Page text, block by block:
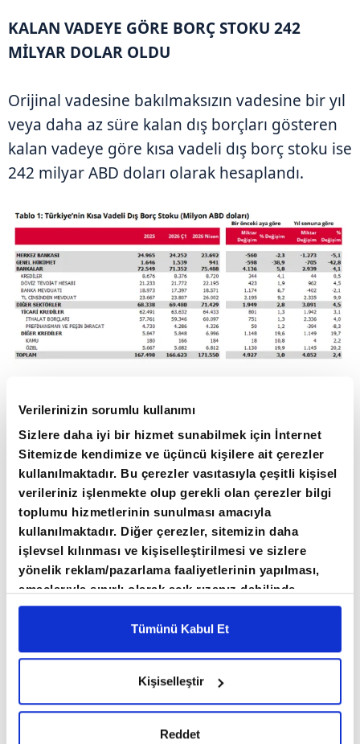
Verilerinizin sorumlu kullanımı
Sizlere daha iyi bir hizmet sunabilmek için İnternet
Sitemizde kendimize ve üçüncü kişilere ait çerezler
kullanılmaktadır. Bu çerezler vasıtasıyla çeşitli kişisel
verileriniz işlenmekte olup gerekli olan çerezler bilgi
toplumu hizmetlerinin sunulması amacıyla
kullanılmaktadır. Diğer çerezler, sitemizin daha
işlevsel kılınması ve kişiselleştirilmesi ve sizlere
yönelik reklam/pazarlama faaliyetlerinin yapılması,
amaçlarıyla sınırlı olarak açık rızanız dahilinde
kullanılacaktır. Çerezlere ilişkin tercihlerinizi çerez
paneli vasıtasıyla belirleyebilirsiniz. Çerezlere ilişkin
detaylı bilgi için Ayarlar butonuna tıklayabilir,
6698 sayılı Kişisel Verilerin Korunması Kanunu
uyarınca hazırlanmış olan İnternet Sitesi Aydınlatma
Tümünü Kabul Et
Kişiselleştir
Reddet
KALAN VADEYE GÖRE BORÇ STOKU 242
MİLYAR DOLAR OLDU
Orijinal vadesine bakılmaksızın vadesine bir yıl
veya daha az süre kalan dış borçları gösteren
kalan vadeye göre kısa vadeli dış borç stoku ise
242 milyar ABD doları olarak hesaplandı.
BANKACILIK SEKTÖRÜNÜN KISA VADELİ
BORÇLARI ARTTI
Nisan ayında bankacılık sektörünün kısa vadeli
dış yükümlülüklerinde yükseliş kaydedildi.
Yurt içi bankaların yurt dışından kullandıkları
kısa vadeli kredi ve menkul kıymet
yükümlülükleri yüzde 4,1 artışla 8,7 milyar
Yurt dışı yerleşik bankaların Türkiye'deki
mevduatları ise yüzde 6,7 artarak 18,6 milyar
dolara yükseldi.